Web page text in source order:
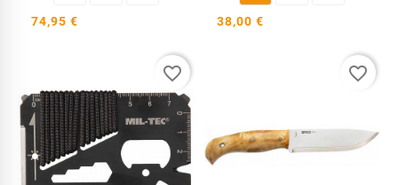
74,95 € 38,00 €
favorite_border favorite_border